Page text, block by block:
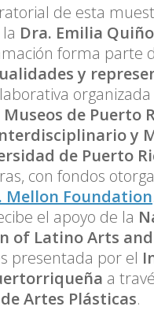
de esta
Dra. Emilia
forma parte
y
de Puerto
y
de Puerto
con fondos
Mellon Foundation
el apoyo de la
of Latino Arts
presentada por el
a
Artes Plásticas.